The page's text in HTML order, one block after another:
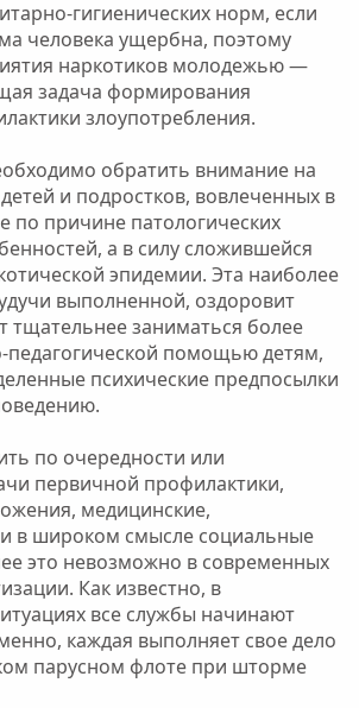
гигиенических норм, если
человека ущербна, поэтому
наркотиков молодежью —
задача формирования
злоупотребления.
обратить внимание на
и подростков, вовлеченных в
по причине патологических
а в силу сложившейся
эпидемии. Эта наиболее
выполненной, оздоровит
тщательнее заниматься более
педагогической помощью детям,
психические предпосылки
по очередности или
первичной профилактики,
медицинские,
и в широком смысле социальные
это невозможно в современных
Как известно, в
все службы начинают
каждая выполняет свое дело
парусном флоте при шторме